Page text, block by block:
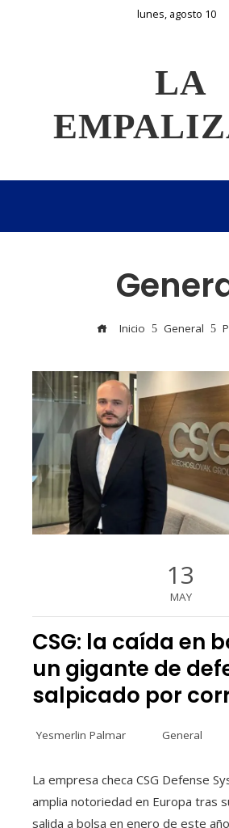
lunes, agosto 10
LA
Inicio General
13
MAY
CSG: la caída en
un gigante de
salpicado por
Yesmerlin Palmar General
La empresa checa CSG Defense
amplia notoriedad en Europa tras
salida a bolsa en enero de este